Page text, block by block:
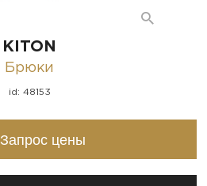
KITON
Брюки
id: 48153
Запрос цены